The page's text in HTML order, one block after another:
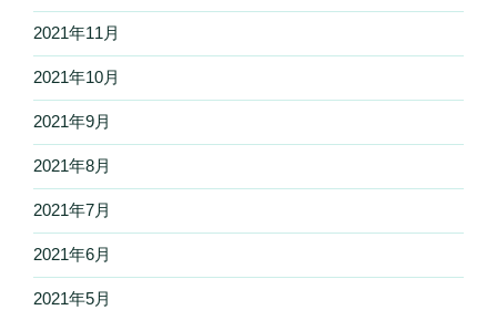
2021年11月
2021年10月
2021年9月
2021年8月
2021年7月
2021年6月
2021年5月